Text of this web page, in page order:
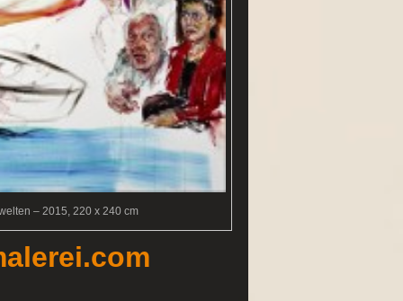
– 2015, 220 x 240 cm